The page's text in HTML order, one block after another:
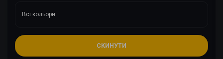
СКИНУТИ